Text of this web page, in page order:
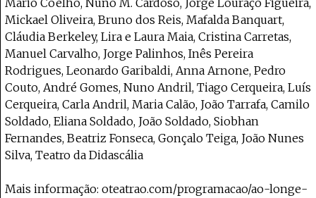
Mário Coelho, Nuno M. Cardoso, Jorge Louraço Figueira,
Mickael Oliveira, Bruno dos Reis, Mafalda Banquart,
Cláudia Berkeley, Lira e Laura Maia, Cristina Carretas,
Manuel Carvalho, Jorge Palinhos, Inês Pereira
Rodrigues, Leonardo Garibaldi, Anna Arnone, Pedro
Couto, André Gomes, Nuno Andril, Tiago Cerqueira, Luís
Cerqueira, Carla Andril, Maria Calão, João Tarrafa, Camilo
Soldado, Eliana Soldado, João Soldado, Siobhan
Fernandes, Beatriz Fonseca, Gonçalo Teiga, João Nunes
Silva, Teatro da Didascália
Mais informação: oteatrao.com/programacao/ao-longe-